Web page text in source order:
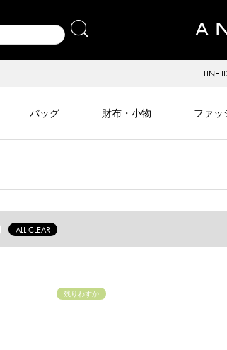
LINE
バッグ 財布・小物 ファッ
ALL CLEAR
残りわずか